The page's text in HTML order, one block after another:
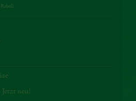
neu!